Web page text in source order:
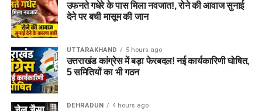
उफनते गधेरे के पास मिला नवजात!, रोने की आवाज सुनाई
देने पर बची मासूम की जान
UTTARAKHAND 5 hours ago
उत्तराखंड कांग्रेस में बड़ा फेरबदल! नई कार्यकारिणी घोषित,
5 समितियों का भी गठन
DEHRADUN 4 hours ago